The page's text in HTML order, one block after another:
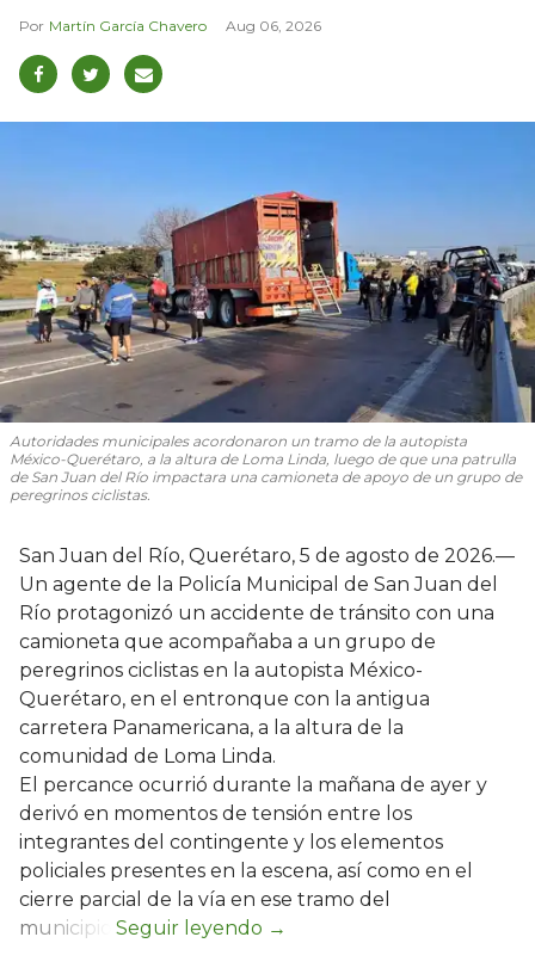
Martín García Chavero Aug 06, 2026
Autoridades municipales acordonaron un tramo de la autopista
México-Querétaro, a la altura de Loma Linda, luego de que una patrulla
de San Juan del Río impactara una camioneta de apoyo de un grupo de
peregrinos ciclistas.
San Juan del Río, Querétaro, 5 de agosto de 2026.—
Un agente de la Policía Municipal de San Juan del
Río protagonizó un accidente de tránsito con una
camioneta que acompañaba a un grupo de
peregrinos ciclistas en la autopista México-
Querétaro, en el entronque con la antigua
carretera Panamericana, a la altura de la
comunidad de Loma Linda.
El percance ocurrió durante la mañana de ayer y
derivó en momentos de tensión entre los
integrantes del contingente y los elementos
policiales presentes en la escena, así como en el
cierre parcial de la vía en ese tramo del
municipio.